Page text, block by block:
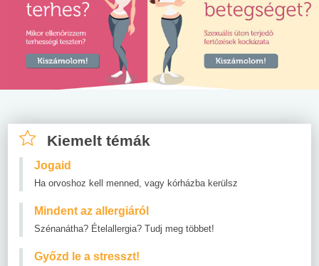
Kiemelt témák
Jogaid
Ha orvoshoz kell menned, vagy kórházba kerülsz
Mindent az allergiáról
Szénanátha? Ételallergia? Tudj meg többet!
Győzd le a stresszt!